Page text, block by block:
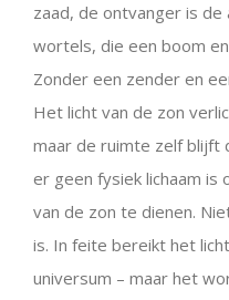
zaad, de ontvanger is
wortels, die een boom
Zonder een zender en
Het licht van de zon
maar de ruimte zelf blijft
er geen fysiek lichaam is
van de zon te dienen.
is. In feite bereikt het
universum – maar het